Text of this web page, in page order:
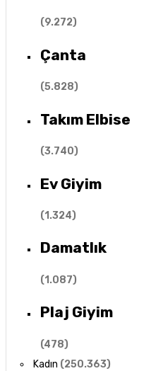
(9.272)
Çanta
(5.828)
Takım Elbise
(3.740)
Ev Giyim
(1.324)
Damatlık
(1.087)
Plaj Giyim
(478)
Kadın (250.363)